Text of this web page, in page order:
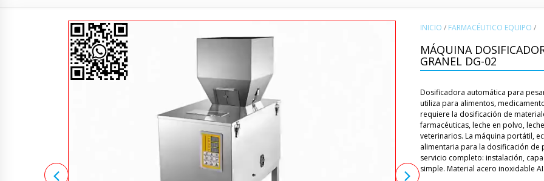
INICIO / FARMACÉUTICO EQUIPO /
MÁQUINA
GRANEL DG-02
Dosificadora automática para
utiliza para alimentos,
requiere la dosificación de
farmacéuticas, leche en polvo,
veterinarios. La máquina portátil,
alimentaria para la dosificación de
servicio completo: instalación,
simple. Material acero inoxidable